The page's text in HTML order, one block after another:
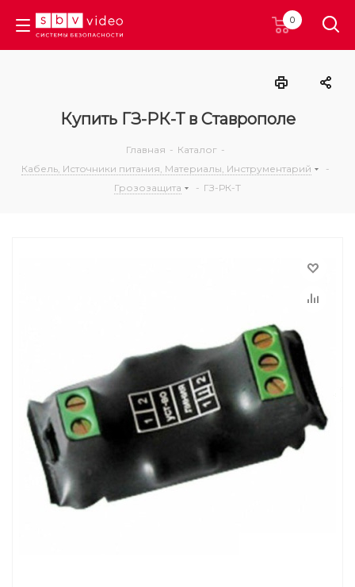
0
Купить ГЗ-РК-Т в Ставрополе
Главная - Каталог -
Кабель, Источники питания, Материалы, Инструментарий
-
Грозозащита
- ГЗ-РК-Т